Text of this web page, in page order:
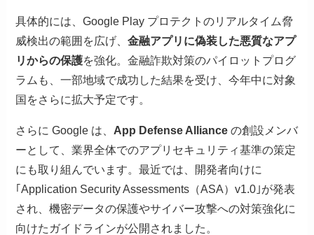
具体的には、Google Play プロテクトのリアルタイム脅
威検出の範囲を広げ、金融アプリに偽装した悪質なアプ
リからの保護を強化。金融詐欺対策のパイロットプログ
ラムも、一部地域で成功した結果を受け、今年中に対象
国をさらに拡大予定です。
さらに Google は、 App Defense Alliance の創設メンバ
ーとして、業界全体でのアプリセキュリティ基準の策定
にも取り組んでいます。最近では、開発者向けに
｢Application Security Assessments（ASA）v1.0｣が発表
され、機密データの保護やサイバー攻撃への対策強化に
向けたガイドラインが公開されました。